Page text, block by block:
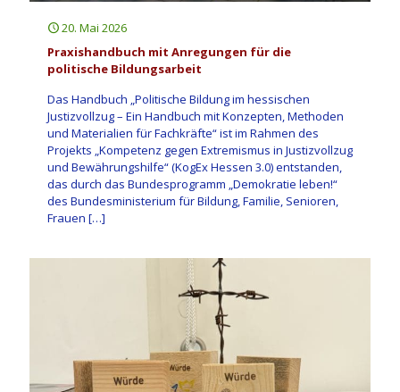
20. Mai 2026
Praxishandbuch mit Anregungen für die
politische Bildungsarbeit
Das Handbuch „Politische Bildung im hessischen
Justizvollzug – Ein Handbuch mit Konzepten, Methoden
und Materialien für Fachkräfte“ ist im Rahmen des
Projekts „Kompetenz gegen Extremismus in Justizvollzug
und Bewährungshilfe“ (KogEx Hessen 3.0) entstanden,
das durch das Bundesprogramm „Demokratie leben!“
des Bundesministerium für Bildung, Familie, Senioren,
Frauen […]